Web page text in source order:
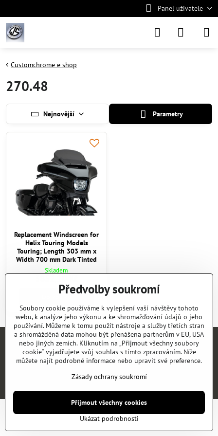
Panel uživatele
Customchrome e shop
270.48
Nejnovější Parametry
Replacement Windscreen for
Helix Touring Models
Touring; Length 303 mm x
Width 700 mm Dark Tinted
Skladem
ÚvodE-SHOPKATALOGYNEWSKONTAKT REFERENCE
Předvolby soukromíZásady ochrany soukromí
Předvolby soukromí
Soubory cookie používáme k vylepšení vaší návštěvy tohoto
webu, k analýze jeho výkonu a ke shromažďování údajů o jeho
používání. Můžeme k tomu použít nástroje a služby třetích stran
a shromážděná data mohou být přenášena partnerům v EU, USA
nebo jiných zemích. Kliknutím na „Přijmout všechny soubory
cookie“ vyjadřujete svůj souhlas s tímto zpracováním. Níže
můžete najít podrobné informace nebo upravit své preference.
Zásady ochrany soukromí
Ukázat podrobnosti
Přijmout všechny cookies